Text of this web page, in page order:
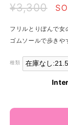
¥3,300
フリルとりぼんで
ゴムソールで歩き
種類